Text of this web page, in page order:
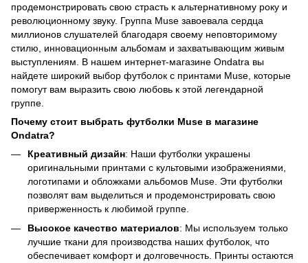
продемонстрировать свою страсть к альтернативному року и
революционному звуку. Группа Muse завоевала сердца
миллионов слушателей благодаря своему неповторимому
стилю, инновационным альбомам и захватывающим живым
выступлениям. В нашем интернет-магазине Ondatra вы
найдете широкий выбор футболок с принтами Muse, которые
помогут вам выразить свою любовь к этой легендарной
группе.
Почему стоит выбрать футболки Muse в магазине
Ondatra?
Креативный дизайн: Наши футболки украшены
оригинальными принтами с культовыми изображениями,
логотипами и обложками альбомов Muse. Эти футболки
позволят вам выделиться и продемонстрировать свою
приверженность к любимой группе.
Высокое качество материалов: Мы используем только
лучшие ткани для производства наших футболок, что
обеспечивает комфорт и долговечность. Принты остаются